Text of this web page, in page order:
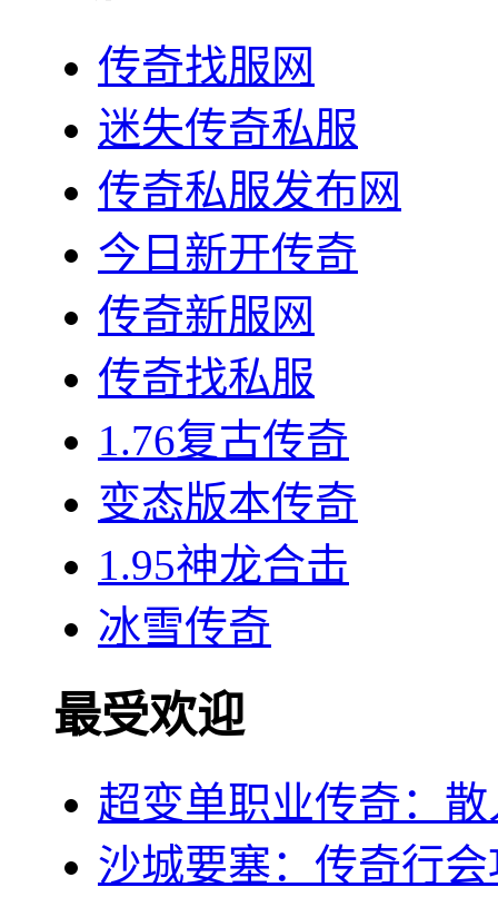
传奇找服网
迷失传奇私服
传奇私服发布网
今日新开传奇
传奇新服网
传奇找私服
1.76复古传奇
变态版本传奇
1.95神龙合击
冰雪传奇
最受欢迎
超变单职业传奇：
沙城要塞：传奇行